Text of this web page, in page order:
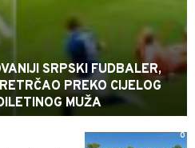
SRPSKI FUDBALER,
PREKO CIJELOG
MUŽA
0